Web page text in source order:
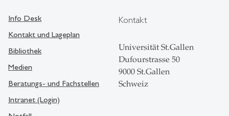
Info Desk
Kontakt und Lageplan
Bibliothek
Medien
Beratungs- und Fachstellen
Intranet (Login)
Kontakt
Universität St.Gallen
Dufourstrasse 50
9000 St.Gallen
Schweiz